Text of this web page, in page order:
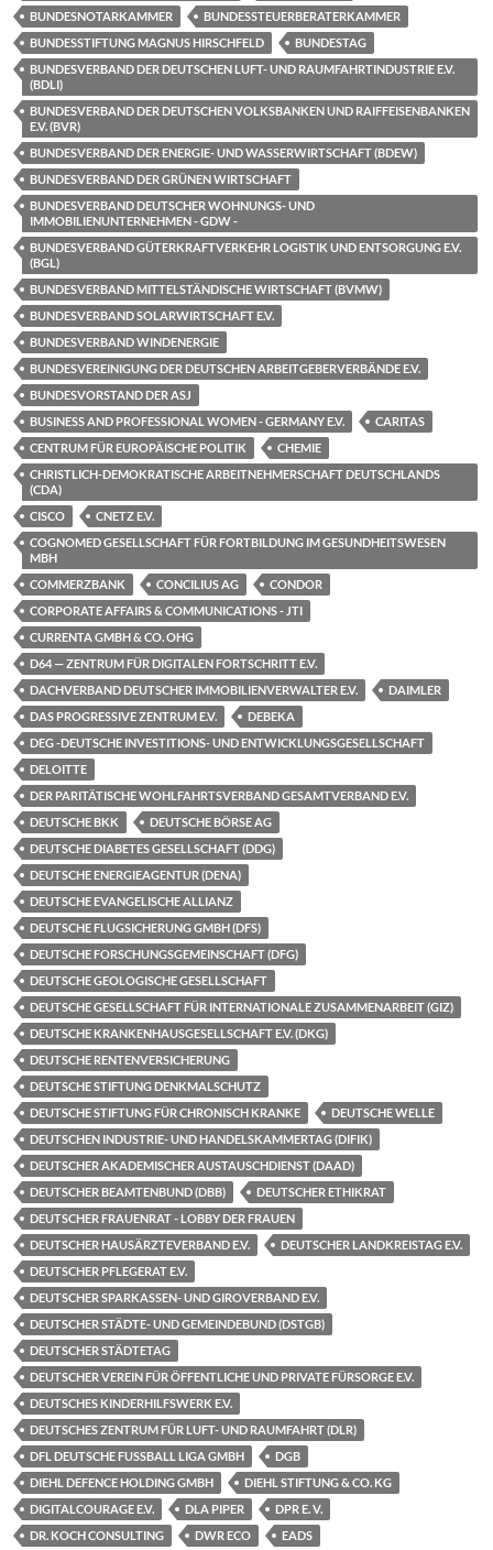
BUNDESNOTARKAMMER
BUNDESSTEUERBERATERKAMMER
BUNDESSTIFTUNG MAGNUS HIRSCHFELD
BUNDESTAG
BUNDESVERBAND DER DEUTSCHEN LUFT- UND RAUMFAHRTINDUSTRIE E.V.
(BDLI)
BUNDESVERBAND DER DEUTSCHEN VOLKSBANKEN UND RAIFFEISENBANKEN
E.V. (BVR)
BUNDESVERBAND DER ENERGIE- UND WASSERWIRTSCHAFT (BDEW)
BUNDESVERBAND DER GRÜNEN WIRTSCHAFT
BUNDESVERBAND DEUTSCHER WOHNUNGS- UND
IMMOBILIENUNTERNEHMEN - GDW -
BUNDESVERBAND GÜTERKRAFTVERKEHR LOGISTIK UND ENTSORGUNG E.V.
(BGL)
BUNDESVERBAND MITTELSTÄNDISCHE WIRTSCHAFT (BVMW)
BUNDESVERBAND SOLARWIRTSCHAFT E.V.
BUNDESVERBAND WINDENERGIE
BUNDESVEREINIGUNG DER DEUTSCHEN ARBEITGEBERVERBÄNDE E.V.
BUNDESVORSTAND DER ASJ
BUSINESS AND PROFESSIONAL WOMEN - GERMANY E.V.
CARITAS
CENTRUM FÜR EUROPÄISCHE POLITIK
CHEMIE
CHRISTLICH-DEMOKRATISCHE ARBEITNEHMERSCHAFT DEUTSCHLANDS
(CDA)
CISCO
CNETZ E.V.
COGNOMED GESELLSCHAFT FÜR FORTBILDUNG IM GESUNDHEITSWESEN
MBH
COMMERZBANK
CONCILIUS AG
CONDOR
CORPORATE AFFAIRS & COMMUNICATIONS - JTI
CURRENTA GMBH & CO. OHG
D64 — ZENTRUM FÜR DIGITALEN FORTSCHRITT E.V.
DACHVERBAND DEUTSCHER IMMOBILIENVERWALTER E.V.
DAIMLER
DAS PROGRESSIVE ZENTRUM E.V.
DEBEKA
DEG -DEUTSCHE INVESTITIONS- UND ENTWICKLUNGSGESELLSCHAFT
DELOITTE
DER PARITÄTISCHE WOHLFAHRTSVERBAND GESAMTVERBAND E.V.
DEUTSCHE BKK
DEUTSCHE BÖRSE AG
DEUTSCHE DIABETES GESELLSCHAFT (DDG)
DEUTSCHE ENERGIEAGENTUR (DENA)
DEUTSCHE EVANGELISCHE ALLIANZ
DEUTSCHE FLUGSICHERUNG GMBH (DFS)
DEUTSCHE FORSCHUNGSGEMEINSCHAFT (DFG)
DEUTSCHE GEOLOGISCHE GESELLSCHAFT
DEUTSCHE GESELLSCHAFT FÜR INTERNATIONALE ZUSAMMENARBEIT (GIZ)
DEUTSCHE KRANKENHAUSGESELLSCHAFT E.V. (DKG)
DEUTSCHE RENTENVERSICHERUNG
DEUTSCHE STIFTUNG DENKMALSCHUTZ
DEUTSCHE STIFTUNG FÜR CHRONISCH KRANKE
DEUTSCHE WELLE
DEUTSCHEN INDUSTRIE- UND HANDELSKAMMERTAG (DIFIK)
DEUTSCHER AKADEMISCHER AUSTAUSCHDIENST (DAAD)
DEUTSCHER BEAMTENBUND (DBB)
DEUTSCHER ETHIKRAT
DEUTSCHER FRAUENRAT - LOBBY DER FRAUEN
DEUTSCHER HAUSÄRZTEVERBAND E.V.
DEUTSCHER LANDKREISTAG E.V.
DEUTSCHER PFLEGERAT E.V.
DEUTSCHER SPARKASSEN- UND GIROVERBAND E.V.
DEUTSCHER STÄDTE- UND GEMEINDEBUND (DSTGB)
DEUTSCHER STÄDTETAG
DEUTSCHER VEREIN FÜR ÖFFENTLICHE UND PRIVATE FÜRSORGE E.V.
DEUTSCHES KINDERHILFSWERK E.V.
DEUTSCHES ZENTRUM FÜR LUFT- UND RAUMFAHRT (DLR)
DFL DEUTSCHE FUSSBALL LIGA GMBH
DGB
DIEHL DEFENCE HOLDING GMBH
DIEHL STIFTUNG & CO. KG
DIGITALCOURAGE E.V.
DLA PIPER
DPR E. V.
DR. KOCH CONSULTING
DWR ECO EADS